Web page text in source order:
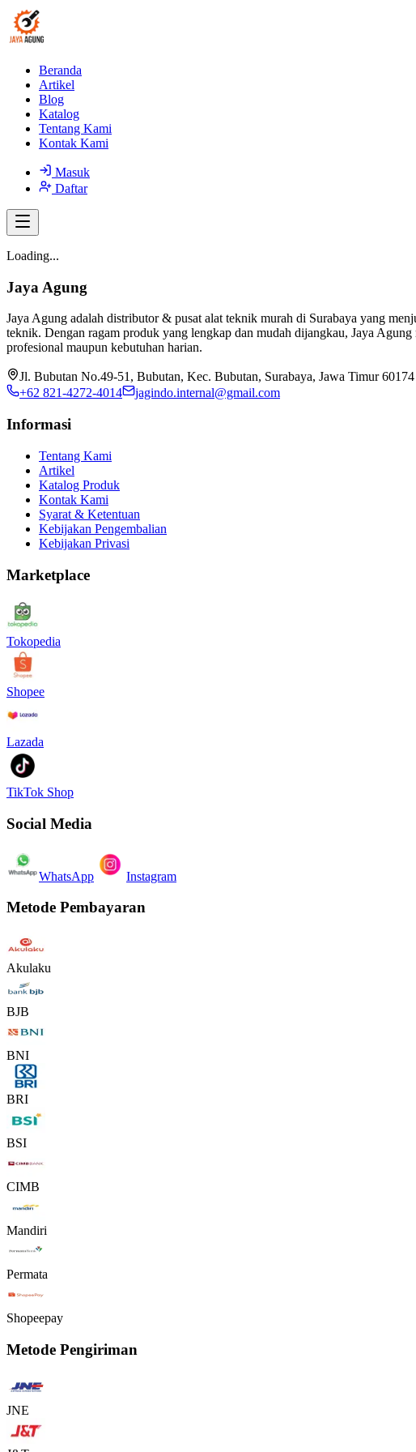
Beranda
Artikel
Blog
Katalog
Tentang Kami
Kontak Kami
Masuk
Daftar
Loading...
Jaya Agung
Jaya Agung adalah distributor & pusat alat teknik murah di Surabaya yang
teknik. Dengan ragam produk yang lengkap dan mudah dijangkau, Jaya
profesional maupun kebutuhan harian.
Jl. Bubutan No.49-51, Bubutan, Kec. Bubutan, Surabaya, Jawa Timur 60174
+62 821-4272-4014
jagindo.internal@gmail.com
Informasi
Tentang Kami
Artikel
Katalog Produk
Kontak Kami
Syarat & Ketentuan
Kebijakan Pengembalian
Kebijakan Privasi
Marketplace
Tokopedia
Shopee
Lazada
TikTok Shop
Social Media
WhatsApp Instagram
Metode Pembayaran
Akulaku
BJB
BNI
BRI
BSI
CIMB
Mandiri
Permata
Shopeepay
Metode Pengiriman
JNE